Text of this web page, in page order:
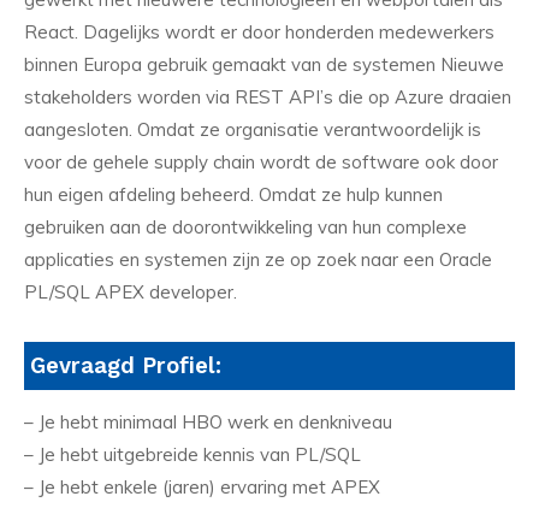
React. Dagelijks wordt er door honderden medewerkers
binnen Europa gebruik gemaakt van de systemen Nieuwe
stakeholders worden via REST API’s die op Azure draaien
aangesloten. Omdat ze organisatie verantwoordelijk is
voor de gehele supply chain wordt de software ook door
hun eigen afdeling beheerd. Omdat ze hulp kunnen
gebruiken aan de doorontwikkeling van hun complexe
applicaties en systemen zijn ze op zoek naar een Oracle
PL/SQL APEX developer.
Gevraagd Profiel:
– Je hebt minimaal HBO werk en denkniveau
– Je hebt uitgebreide kennis van PL/SQL
– Je hebt enkele (jaren) ervaring met APEX